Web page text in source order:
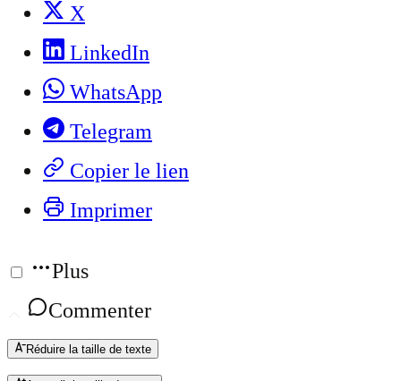
X
LinkedIn
WhatsApp
Telegram
Copier le lien
Imprimer
Plus
Commenter
Réduire la taille de texte